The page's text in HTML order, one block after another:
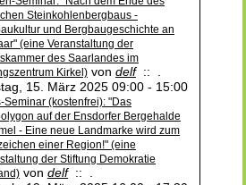
Steinkohlenbergbaus -
und Bergbaugeschichte an
(eine Veranstaltung der
des Saarlandes im
Kirkel) von delf:: .
15. März 2025 09:00 - 15:00
Seminar (kostenfrei): "Das
auf der Ensdorfer Bergehalde
- Eine neue Landmarke wird zum
einer Region!" (eine
der Stiftung Demokratie
von delf:: .